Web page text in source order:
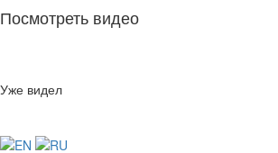
Посмотреть видео
Уже видел